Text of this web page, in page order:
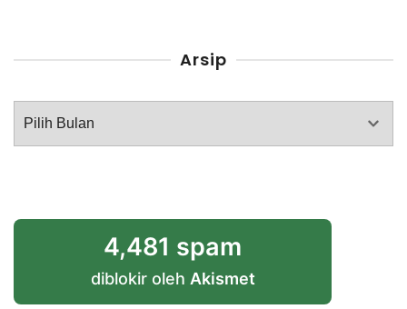
Arsip
Arsip
4,481 spam
diblokir oleh Akismet